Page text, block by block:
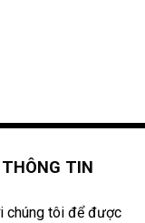
TIN
chúng tôi để được